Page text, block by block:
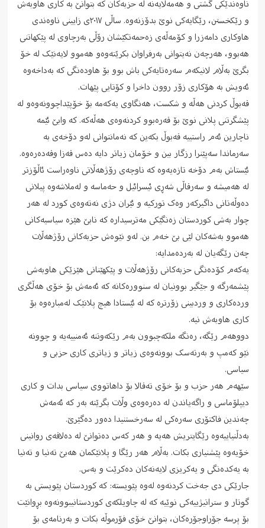
ناوەندێکی گشتی و هەمەلایەنە لە حزبەکان کە بتوانێ بە کاری هاوبەش
و رێکخستن، رێگایەکی نوێ بدۆزنەوە. ساڵی ٢٠١٧ی زایینی ناوەندی
هاوکاری دامەزرا و کۆمەڵەی زەحمەتکێشان رۆڵی بەرچاوی لە پێکهاتنی
هەبوو، هەرچەن نەیتوانی بەرفراوان بکرێتەوەو هەموو لایەنێک لە خۆ
بگرێ بەڵام لانیکەم سەرەتایەکی باش بوو بۆ هاودەنگی کە بەداخەوە
ئەویش بە هۆکاری زۆر روون داخرا و کۆتایی پێهات.
قەبوڵ کردنی هەڵە و شکست، هەنگاوی یەکەمە بۆ خۆپێداچوونەوەو لە
پێشگرتنی پلانی نوێ بۆ قەرەبوو کردنەوەی هەڵەکە. کە وابێ ئێمە
ناچارین ئەم راستییە قەبوڵ بکەین کە نەمانتوانی لەو دۆخەی بە
سەرماندا سەپێنرا رزگار بین و خۆمان زیاتر دایە دەس قەزا وقەدەرەوە.
ئێستاش بەم دۆخە تازەیەوە کە ناوچەی رۆژهەڵاتی ناوەراست ئاڵۆزتر
لە هەمیشە و سەرقاڵی شەڕی ئیسرائیل و حەماسە و لەملاشەوە پیلانی
دەوڵەتانی داگیرکەر وەک تورکیە و ئێران دژی نەتەوەی کورد لە هەر
چوار بەشی کوردستان زەنگێکی مەترسیدارە کە نابێ هێزە سیاسیەکانی
هەموو بەشەکان لێی بێ خەم بن. لەو نێوەش حزبەکانی رۆژهەڵات
چەن رێگەیان لە بەردەمدایە:
یەکەم کۆدەنگی حزبەکانی رۆژهەڵات و پێکهێنانی هێزێکی هاوبەشی
پێشمەرگە و جێگیر بوونیان لە سنوورەکانە کە ئەمەش بۆ خۆی هەڵگری
وردەکاری و وردبینی زۆرترە کە لە ئێستادا هیچ پلانێک لەمبارەوە بۆ
کاری هاوبەش نیە.
دووهەم رێگە، رەنگە ملکەچبوون بەم رێکەوتنە ئەمنییەیە و چوونە
نێو کەمپ و بەرتەسک بوونەوەی زیاتر و زیاتری کاری حزبی و
سیاسی.
سێهەم هەر حزب و بۆ خۆی تەقالا بۆ داهاتووی سیاسی بدات و کاری
دیپلۆماسی و راگەیاندن لە دەرەوەی وڵات بگرێتە بەر کە ئەمەش
چەندین فاکتۆری سەرەکی لە سەرخستنیدا دەور دەگێرێ.
بەدڵنیاییەوە رێگایتریش هەیە و هەر کەس دەتوانێ لە دەلاقەی روانینی
خۆیەوە پێشنیاری بکات. بەڵام هەر رێگا و پلانێکمان هەبێ تەنیا و تەنیا
بە یەکدەنگی و یەکریزی لایەنەکان دەکرێت و بەس.
جارێکی دی جەخت کردنەوە لەوە پێویستە: کە کوردستان پێویستی بە
گوتار و ستراتیژییەکی نوێیە کە لە چاویلکەی کوردستانیبوونەوە بڕوانێت
بۆ پرسە جۆراوجۆرەکان، بتوانێ خۆی فۆرموڵە بکات و بەرنامەی بۆ